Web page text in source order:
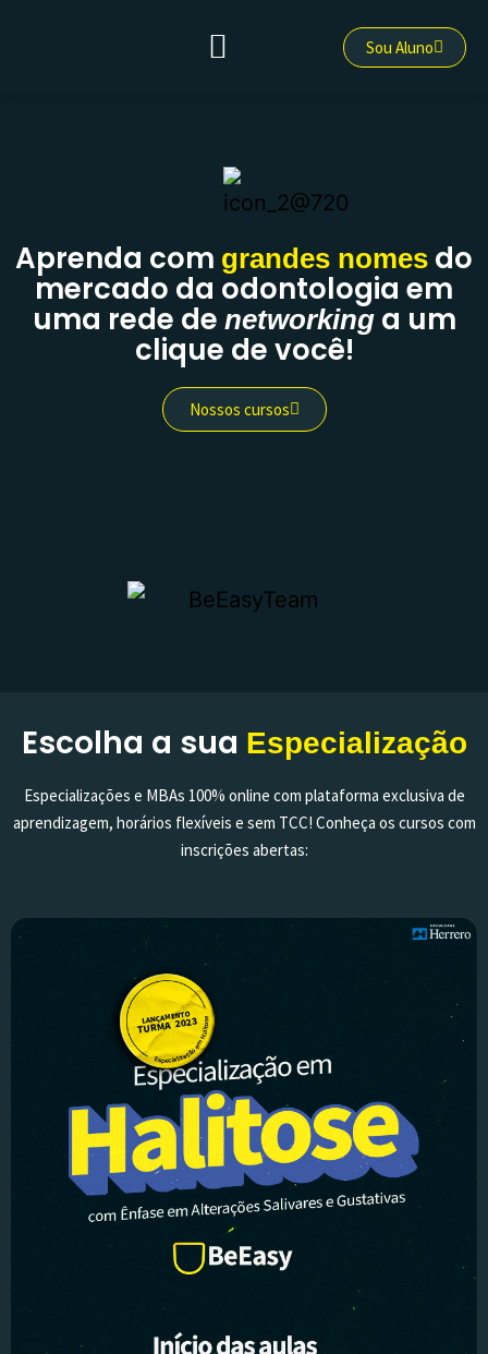
Sou Aluno
Aprenda com grandes nomes do
mercado da odontologia em
uma rede de networkinga um
clique de você!
Nossos cursos
Escolha a sua Especialização
Especializações e MBAs 100% online com plataforma exclusiva de
aprendizagem, horários flexíveis e sem TCC! Conheça os cursos com
inscrições abertas: